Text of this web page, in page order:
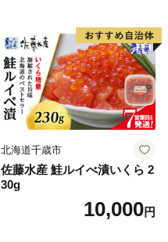
北海道千歳市
佐藤水産 鮭ルイべ漬いくら 2
30g
10,000円